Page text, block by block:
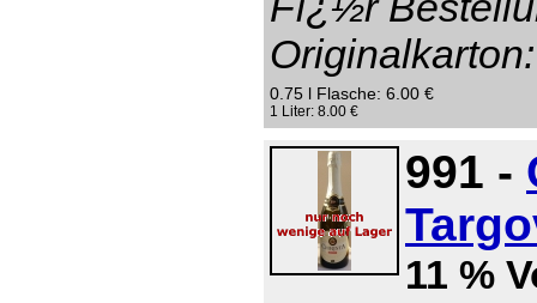
Originalkarton:
0.75 l Flasche: 6.00 €
1 Liter: 8.00 €
991 -
11 %